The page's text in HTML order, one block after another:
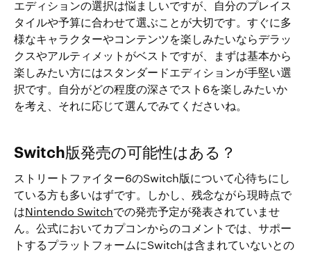
エディションの選択は悩ましいですが、自分のプレイス
タイルや予算に合わせて選ぶことが大切です。すぐに多
様なキャラクターやコンテンツを楽しみたいならデラッ
クスやアルティメットがベストですが、まずは基本から
楽しみたい方にはスタンダードエディションが手堅い選
択です。自分がどの程度の深さでスト6を楽しみたいか
を考え、それに応じて選んでみてくださいね。
Switch版発売の可能性はある？
ストリートファイター6のSwitch版について心待ちにし
ている方も多いはずです。しかし、残念ながら現時点で
はNintendo Switchでの発売予定が発表されていませ
ん。公式においてカプコンからのコメントでは、サポー
トするプラットフォームにSwitchは含まれていないとの